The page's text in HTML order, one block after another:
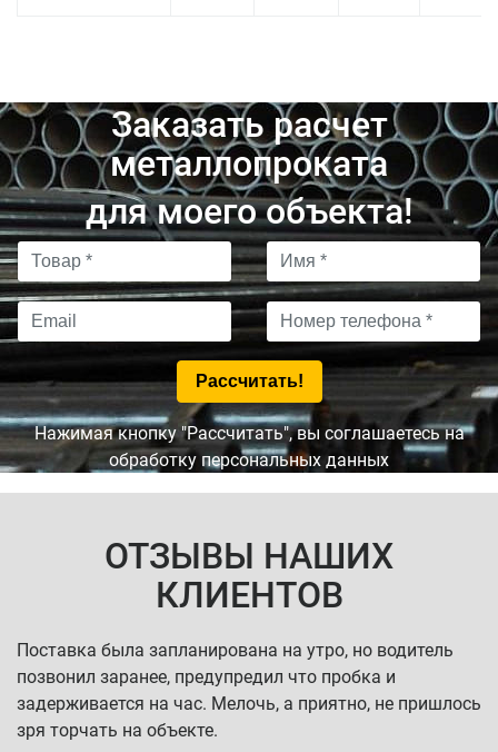
Заказать расчет
металлопроката
для моего объекта!
Нажимая кнопку "Рассчитать", вы соглашаетесь на
обработку персональных данных
ОТЗЫВЫ НАШИХ
КЛИЕНТОВ
Поставка была запланирована на утро, но водитель
позвонил заранее, предупредил что пробка и
задерживается на час. Мелочь, а приятно, не пришлось
зря торчать на объекте.